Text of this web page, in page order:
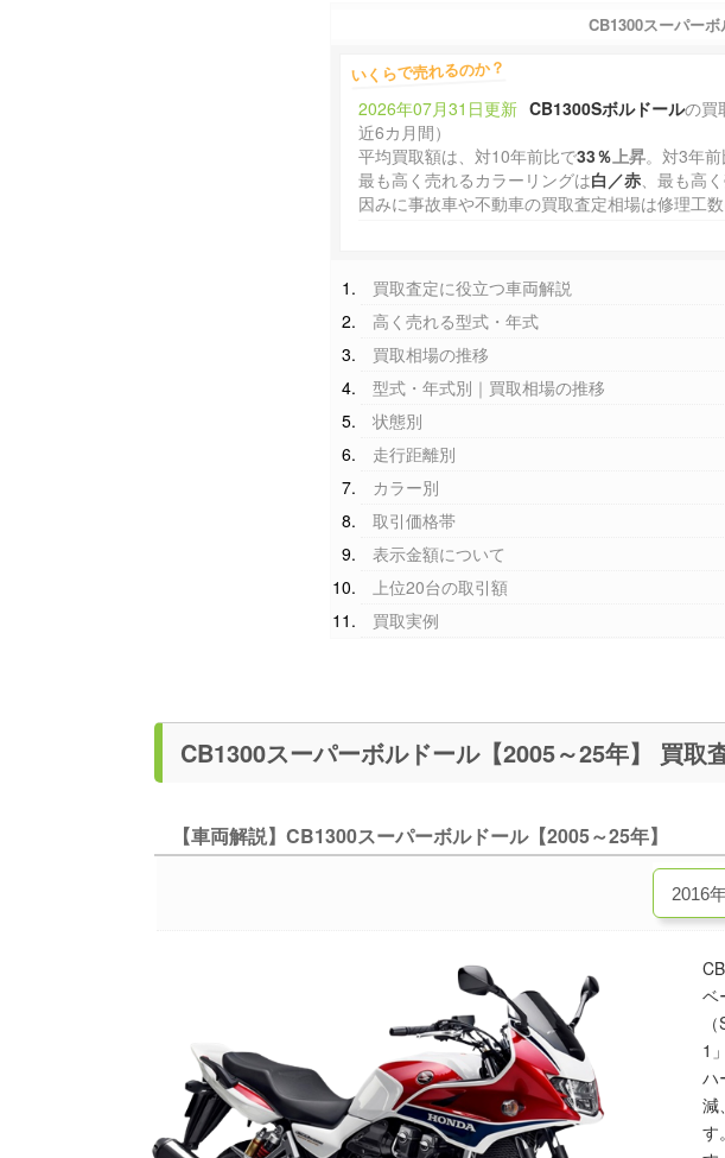
CB1300スーパー
いくらで売れるのか？
2026年07月31日更新 CB1300Sボルドールの買
近6カ月間）
平均買取額は、対10年前比で33％上昇。対3年
最も高く売れるカラーリングは白／赤、最も高
因みに事故車や不動車の買取査定相場は修理工
買取査定に役立つ車両解説
高く売れる型式・年式
買取相場の推移
型式・年式別｜買取相場の推移
状態別
走行距離別
カラー別
取引価格帯
表示金額について
上位20台の取引額
買取実例
CB1300スー
【車両解説】CB1300スーパーボルドール【2005～25年】
ベ
1
ハ
減
す